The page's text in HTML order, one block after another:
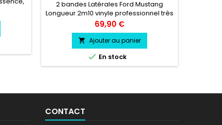
3 et 5
se
livré
2 bandes Latérales Ford Mustang
Longueur 2m10 vinyle professionnel très
résistant Couleur au choix
Prix
69,90 €
 Ajouter au panier
 En stock
CONTACT